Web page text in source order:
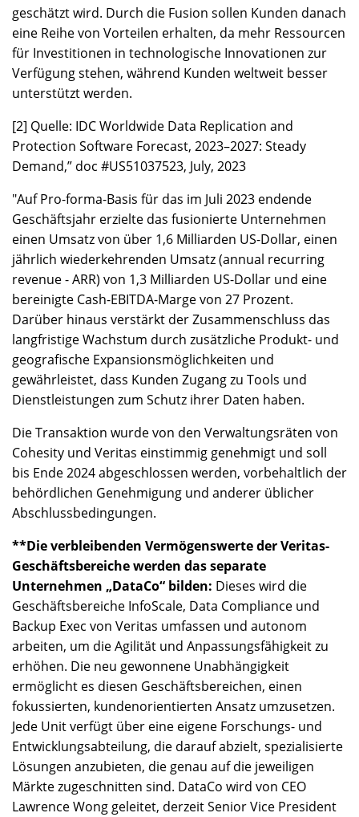
geschätzt wird. Durch die Fusion sollen Kunden danach
eine Reihe von Vorteilen erhalten, da mehr Ressourcen
für Investitionen in technologische Innovationen zur
Verfügung stehen, während Kunden weltweit besser
unterstützt werden.
[2] Quelle: IDC Worldwide Data Replication and
Protection Software Forecast, 2023–2027: Steady
Demand,” doc #US51037523, July, 2023
"Auf Pro-forma-Basis für das im Juli 2023 endende
Geschäftsjahr erzielte das fusionierte Unternehmen
einen Umsatz von über 1,6 Milliarden US-Dollar, einen
jährlich wiederkehrenden Umsatz (annual recurring
revenue - ARR) von 1,3 Milliarden US-Dollar und eine
bereinigte Cash-EBITDA-Marge von 27 Prozent.
Darüber hinaus verstärkt der Zusammenschluss das
langfristige Wachstum durch zusätzliche Produkt- und
geografische Expansionsmöglichkeiten und
gewährleistet, dass Kunden Zugang zu Tools und
Dienstleistungen zum Schutz ihrer Daten haben.
Die Transaktion wurde von den Verwaltungsräten von
Cohesity und Veritas einstimmig genehmigt und soll
bis Ende 2024 abgeschlossen werden, vorbehaltlich der
behördlichen Genehmigung und anderer üblicher
Abschlussbedingungen.
**Die verbleibenden Vermögenswerte der Veritas-
Geschäftsbereiche werden das separate
Unternehmen „DataCo“ bilden: Dieses wird die
Geschäftsbereiche InfoScale, Data Compliance und
Backup Exec von Veritas umfassen und autonom
arbeiten, um die Agilität und Anpassungsfähigkeit zu
erhöhen. Die neu gewonnene Unabhängigkeit
ermöglicht es diesen Geschäftsbereichen, einen
fokussierten, kundenorientierten Ansatz umzusetzen.
Jede Unit verfügt über eine eigene Forschungs- und
Entwicklungsabteilung, die darauf abzielt, spezialisierte
Lösungen anzubieten, die genau auf die jeweiligen
Märkte zugeschnitten sind. DataCo wird von CEO
Lawrence Wong geleitet, derzeit Senior Vice President